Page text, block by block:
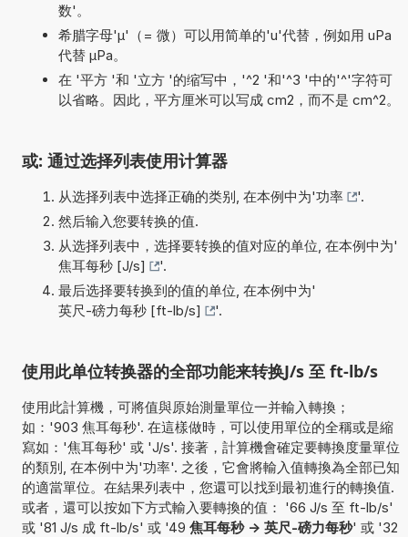
数'。
希腊字母'µ'（= 微）可以用简单的'u'代替，例如用 uPa
代替 µPa。
在 '平方 '和 '立方 '的缩写中，'^2 '和'^3 '中的'^'字符可
以省略。因此，平方厘米可以写成 cm2，而不是 cm^2。
或: 通过选择列表使用计算器
从选择列表中选择正确的类别, 在本例中为'功率
'.
然后输入您要转换的值.
从选择列表中，选择要转换的值对应的单位, 在本例中为'
焦耳每秒 [J/s]
'.
最后选择要转换到的值的单位, 在本例中为'
英尺-磅力每秒 [ft-lb/s]
'.
使用此单位转换器的全部功能来转换J/s 至 ft-lb/s
使用此計算機，可將值與原始測量單位一并輸入轉換；
如：'903 焦耳每秒'. 在這樣做時，可以使用單位的全稱或是縮
寫如：'焦耳每秒' 或 'J/s'. 接著，計算機會確定要轉換度量單位
的類別, 在本例中为'功率'. 之後，它會將輸入值轉換為全部已知
的適當單位。在結果列表中，您還可以找到最初進行的轉換值.
或者，還可以按如下方式輸入要轉換的值： '66 J/s 至 ft-lb/s'
或 '81 J/s 成 ft-lb/s' 或 '49 焦耳每秒 -> 英尺-磅力每秒' 或 '32